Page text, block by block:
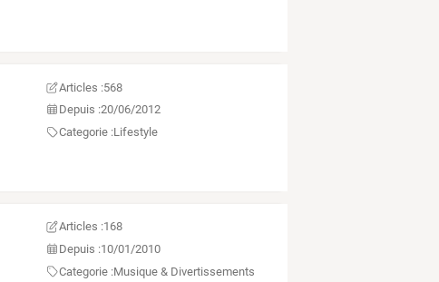
Articles :568
Depuis :20/06/2012
Categorie :Lifestyle
Articles :168
Depuis :10/01/2010
Categorie :Musique & Divertissements